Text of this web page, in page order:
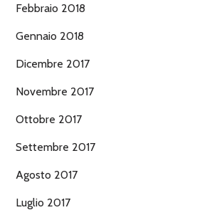
Febbraio 2018
Gennaio 2018
Dicembre 2017
Novembre 2017
Ottobre 2017
Settembre 2017
Agosto 2017
Luglio 2017